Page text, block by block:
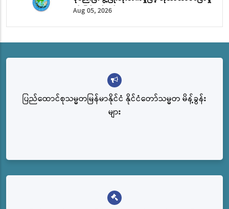
ကို မြှင့်တင်မည်
Aug 05, 2026
ပြည်ထောင်စုသမ္မတမြန်မာနိုင်ငံ နိုင်ငံတော်သမ္မတ မိန့်ခွန်း
များ